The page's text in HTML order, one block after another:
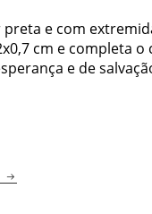
preta e com
cm e completa o
e de